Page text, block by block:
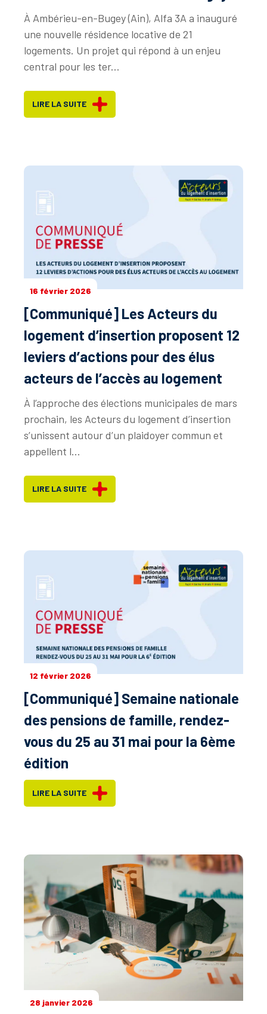
À Ambérieu-en-Bugey (Ain), Alfa 3A a inauguré
une nouvelle résidence locative de 21
logements. Un projet qui répond à un enjeu
central pour les ter...
LIRE LA SUITE
16 février 2026
[Communiqué] Les Acteurs du
logement d’insertion proposent 12
leviers d’actions pour des élus
acteurs de l’accès au logement
À l’approche des élections municipales de mars
prochain, les Acteurs du logement d’insertion
s’unissent autour d’un plaidoyer commun et
appellent l...
LIRE LA SUITE
12 février 2026
[Communiqué] Semaine nationale
des pensions de famille, rendez-
vous du 25 au 31 mai pour la 6ème
édition
LIRE LA SUITE
28 janvier 2026